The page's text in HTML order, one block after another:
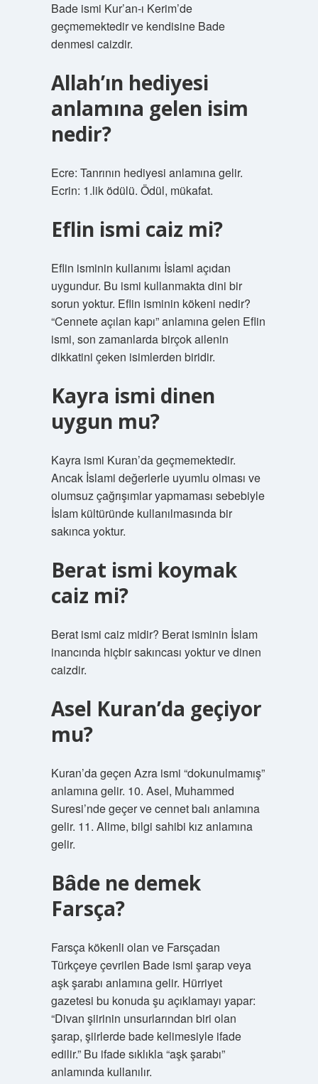
Bade ismi Kur’an-ı Kerim’de
geçmemektedir ve kendisine Bade
denmesi caizdir.
Allah’ın hediyesi
anlamına gelen isim
nedir?
Ecre: Tanrının hediyesi anlamına gelir.
Ecrin: 1.lik ödülü. Ödül, mükafat.
Eflin ismi caiz mi?
Eflin isminin kullanımı İslami açıdan
uygundur. Bu ismi kullanmakta dini bir
sorun yoktur. Eflin isminin kökeni nedir?
“Cennete açılan kapı” anlamına gelen Eflin
ismi, son zamanlarda birçok ailenin
dikkatini çeken isimlerden biridir.
Kayra ismi dinen
uygun mu?
Kayra ismi Kuran’da geçmemektedir.
Ancak İslami değerlerle uyumlu olması ve
olumsuz çağrışımlar yapmaması sebebiyle
İslam kültüründe kullanılmasında bir
sakınca yoktur.
Berat ismi koymak
caiz mi?
Berat ismi caiz midir? Berat isminin İslam
inancında hiçbir sakıncası yoktur ve dinen
caizdir.
Asel Kuran’da geçiyor
mu?
Kuran’da geçen Azra ismi “dokunulmamış”
anlamına gelir. 10. Asel, Muhammed
Suresi’nde geçer ve cennet balı anlamına
gelir. 11. Alime, bilgi sahibi kız anlamına
gelir.
Bâde ne demek
Farsça?
Farsça kökenli olan ve Farsçadan
Türkçeye çevrilen Bade ismi şarap veya
aşk şarabı anlamına gelir. Hürriyet
gazetesi bu konuda şu açıklamayı yapar:
“Divan şiirinin unsurlarından biri olan
şarap, şiirlerde bade kelimesiyle ifade
edilir.” Bu ifade sıklıkla “aşk şarabı”
anlamında kullanılır.